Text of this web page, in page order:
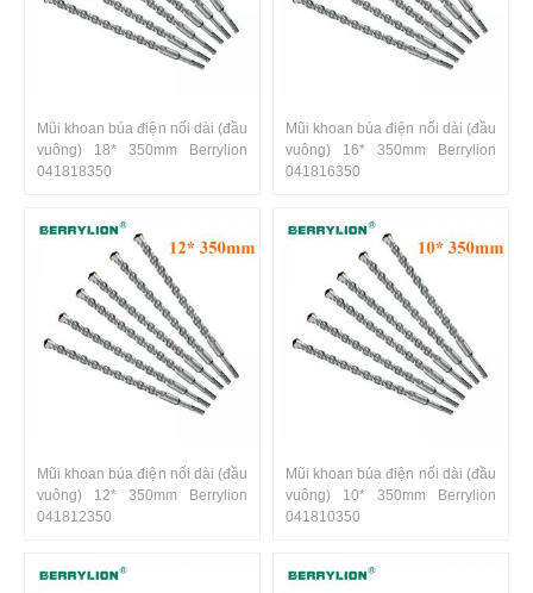
Mũi khoan búa điện nối dài (đầu
vuông) 18* 350mm Berrylion
041818350
Mũi khoan búa điện nối dài (đầu
vuông) 16* 350mm Berrylion
041816350
Mũi khoan búa điện nối dài (đầu
vuông) 12* 350mm Berrylion
041812350
Mũi khoan búa điện nối dài (đầu
vuông) 10* 350mm Berrylion
041810350